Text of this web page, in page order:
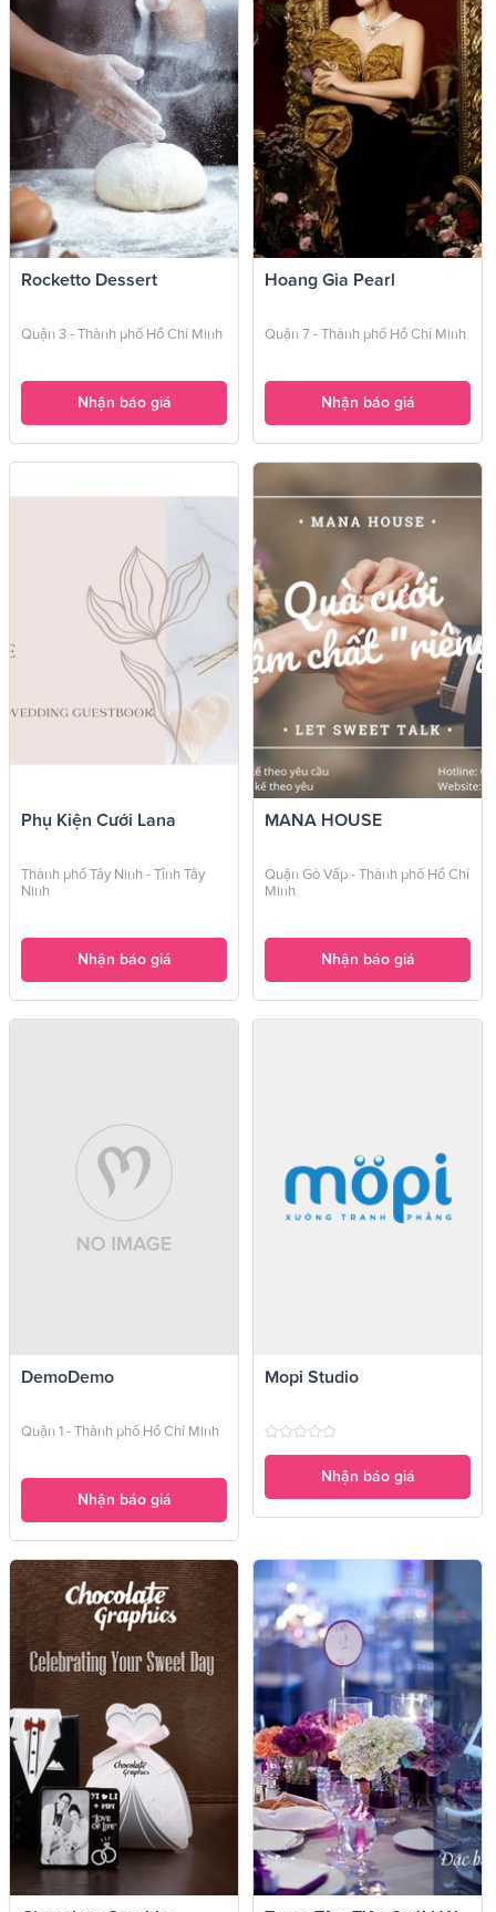
Rocketto Dessert
Quận 3 - Thành phố Hồ Chí Minh
Nhận báo giá
Hoang Gia Pearl
Quận 7 - Thành phố Hồ Chí Minh
Nhận báo giá
Phụ Kiện Cưới Lana
Thành phố Tây Ninh - Tỉnh Tây
Ninh
Nhận báo giá
MANA HOUSE
Quận Gò Vấp - Thành phố Hồ Chí
Minh
Nhận báo giá
DemoDemo
Quận 1 - Thành phố Hồ Chí Minh
Nhận báo giá
Mopi Studio
Nhận báo giá